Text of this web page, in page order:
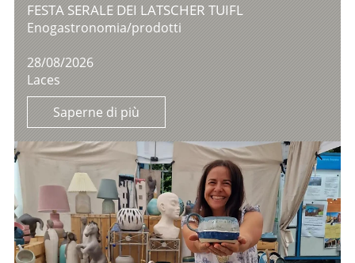
FESTA SERALE DEI LATSCHER TUIFL
Enogastronomia/prodotti
28/08/2026
Laces
Saperne di più